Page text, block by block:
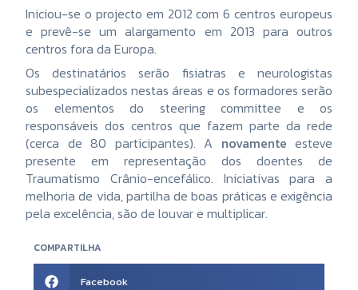
COMPARTILHA
Facebook
Iniciou-se o projecto em 2012 com 6 centros europeus
e prevê-se um alargamento em 2013 para outros
centros fora da Europa.
Os destinatários serão fisiatras e neurologistas
subespecializados nestas áreas e os formadores serão
os elementos do steering committee e os
responsáveis dos centros que fazem parte da rede
(cerca de 80 participantes). A novamente esteve
presente em representação dos doentes de
Traumatismo Crânio-encefálico. Iniciativas para a
melhoria de vida, partilha de boas práticas e exigência
pela excelência, são de louvar e multiplicar.